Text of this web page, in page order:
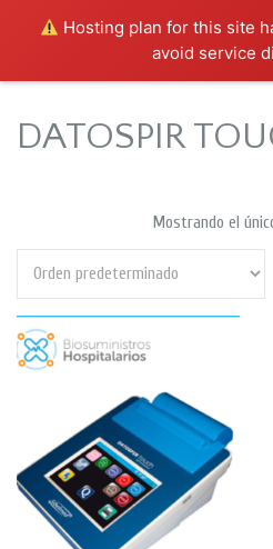
Hosting plan for this site
avoid service
DATOSPIR
Mostrando el